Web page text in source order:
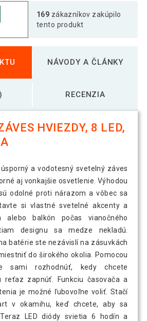
169 zákazníkov zakúpilo
tento produkt
NÁVODY A ČLÁNKY
RECENZIA
HVIEZDY, 8 LED,
a vodotesný svetelný záves
aj vonkajšie osvetlenie. Výhodou
odolné proti nárazom a vôbec sa
si vlastné svetelné akcenty a
balkón počas vianočného
designu sa medze nekladú.
batérie ste nezávislí na zásuvkách
do širokého okolia. Pomocou
sami rozhodnúť, kedy chcete
reťaz zapnúť. Funkciu časovača a
je možné ľubovoľne voliť. Stačí
v okamihu, keď chcete, aby sa
LED diódy svietia 6 hodín a